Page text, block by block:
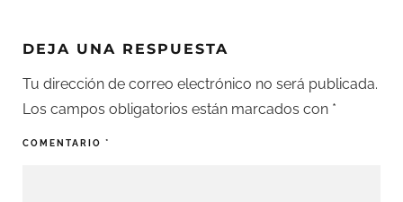
DEJA UNA RESPUESTA
Tu dirección de correo electrónico no será publicada.
Los campos obligatorios están marcados con *
COMENTARIO *